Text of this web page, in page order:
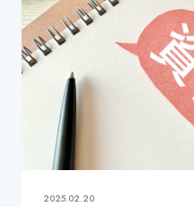
2025.02.20